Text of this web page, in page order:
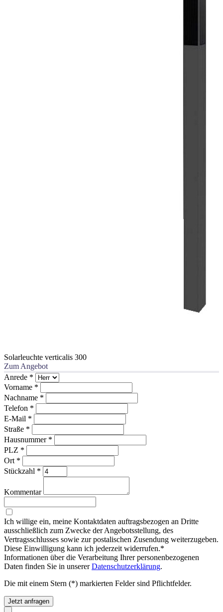
Solarleuchte verticalis 300
Zum Angebot
Anrede *
Vorname *
Nachname *
Telefon *
E-Mail *
Straße *
Hausnummer *
PLZ *
Ort *
Stückzahl *
Kommentar
Ich willige ein, meine Kontaktdaten auftragsbezogen an Dritte
ausschließlich zum Zwecke der Angebotsstellung, des
Vertragsschlusses sowie zur postalischen Zusendung weiterzugeben.
Diese Einwilligung kann ich jederzeit widerrufen.*
Informationen über die Verarbeitung Ihrer personenbezogenen
Daten finden Sie in unsererDatenschutzerklärung.
Die mit einem Stern (*) markierten Felder sind Pflichtfelder.
Jetzt anfragen